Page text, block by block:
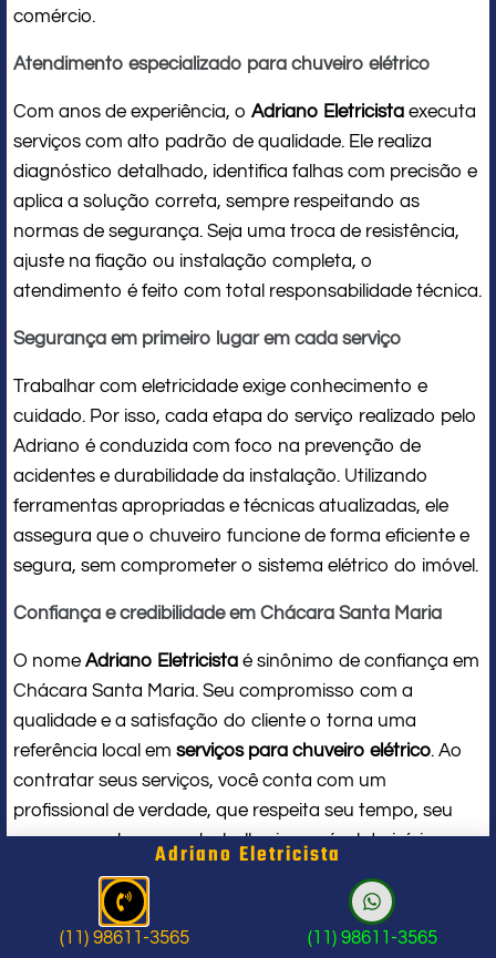
comércio.
Atendimento especializado para chuveiro elétrico
Com anos de experiência, o Adriano Eletricista executa
serviços com alto padrão de qualidade. Ele realiza
diagnóstico detalhado, identifica falhas com precisão e
aplica a solução correta, sempre respeitando as
normas de segurança. Seja uma troca de resistência,
ajuste na fiação ou instalação completa, o
atendimento é feito com total responsabilidade técnica.
Segurança em primeiro lugar em cada serviço
Trabalhar com eletricidade exige conhecimento e
cuidado. Por isso, cada etapa do serviço realizado pelo
Adriano é conduzida com foco na prevenção de
acidentes e durabilidade da instalação. Utilizando
ferramentas apropriadas e técnicas atualizadas, ele
assegura que o chuveiro funcione de forma eficiente e
segura, sem comprometer o sistema elétrico do imóvel.
Confiança e credibilidade em Chácara Santa Maria
O nome Adriano Eletricista é sinônimo de confiança em
Chácara Santa Maria. Seu compromisso com a
qualidade e a satisfação do cliente o torna uma
referência local em serviços para chuveiro elétrico. Ao
contratar seus serviços, você conta com um
profissional de verdade, que respeita seu tempo, seu
espaço e entrega um trabalho impecável do início ao
Problema com chuveiro: sinais que
Adriano Eletricista
(11) 98611-3565 (11) 98611-3565